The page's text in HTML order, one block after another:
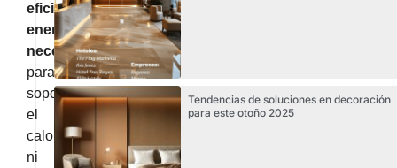
eficiencia
energética
necesaria
para
soportar
el
calor
ni
Tendencias de soluciones en decoración
para este otoño 2025